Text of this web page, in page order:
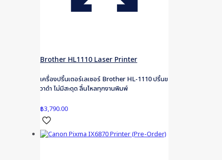
Brother HL1110 Laser Printer
เครื่องปริ้นเตอร์เลเซอร์ Brother HL-1110 ปริ้นข
วาดำ ไม่มีสะดุด ลื่นไหลทุกงานพิมพ์
฿3,790.00